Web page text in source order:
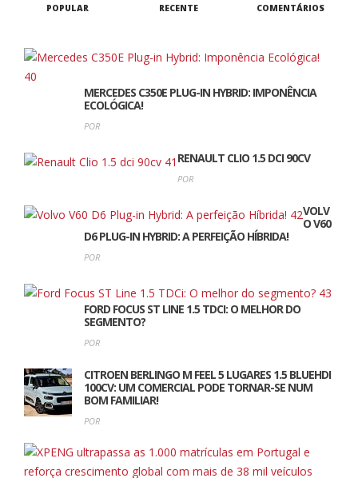
COMUNICADOS DE IMPRENSA NOTICIAS
TURISMO 100% ELÉTRICO QUE COMBINA
DESEMPENHO, TECNOLOGIA E SOFISTICAÇÃO
COMUNICADOS DE IMPRENSA NOTICIAS
“BMW I3 50 XDRIVE AS
FIRST EDITION”: JÁ
DISPONÍVEL PARA
ENCOMENDA
COMUNICADOS DE IMPRENSA NOTICIAS
NOVO RENAULT MEGANE E-TECH ELÉTRICO.
POPULAR RECENTE COMENTÁRIOS
MERCEDES C350E PLUG-IN HYBRID: IMPONÊNCIA
ECOLÓGICA!
POR
RENAULT CLIO 1.5 DCI 90CV
POR
VOLV
O V60
D6 PLUG-IN HYBRID: A PERFEIÇÃO HÍBRIDA!
POR
FORD FOCUS ST LINE 1.5 TDCI: O MELHOR DO
SEGMENTO?
POR
CITROEN BERLINGO M FEEL 5 LUGARES 1.5 BLUEHDI
100CV: UM COMERCIAL PODE TORNAR-SE NUM
BOM FAMILIAR!
POR